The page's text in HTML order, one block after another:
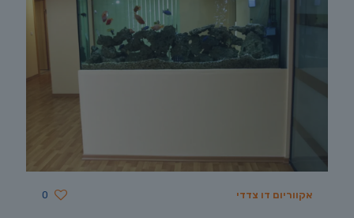
אקווריום דו צדדי 0